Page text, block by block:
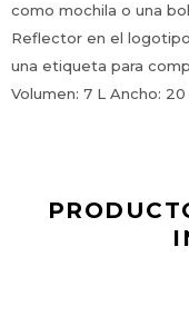
como mochila o una
Reflector en el
una etiqueta para
Volumen: 7 L Ancho: